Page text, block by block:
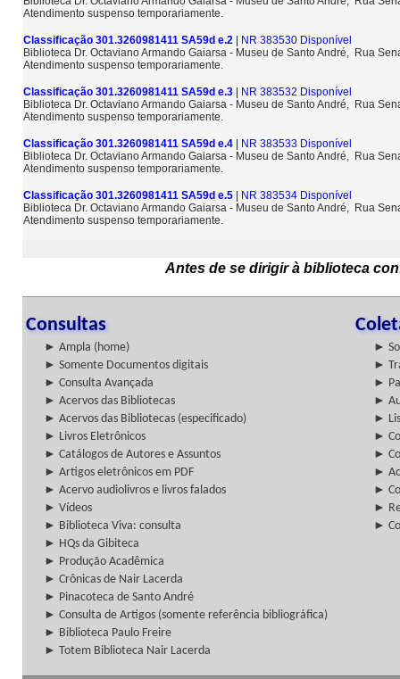
Atendimento suspenso temporariamente.
Classificação 301.3260981411 SA59d e.2 | NR 383530 Disponível
Biblioteca Dr. Octaviano Armando Gaiarsa - Museu de Santo André, Rua
Atendimento suspenso temporariamente.
Classificação 301.3260981411 SA59d e.3 | NR 383532 Disponível
Biblioteca Dr. Octaviano Armando Gaiarsa - Museu de Santo André, Rua
Atendimento suspenso temporariamente.
Classificação 301.3260981411 SA59d e.4 | NR 383533 Disponível
Biblioteca Dr. Octaviano Armando Gaiarsa - Museu de Santo André, Rua
Atendimento suspenso temporariamente.
Classificação 301.3260981411 SA59d e.5 | NR 383534 Disponível
Biblioteca Dr. Octaviano Armando Gaiarsa - Museu de Santo André, Rua
Atendimento suspenso temporariamente.
Antes de se dirigir à biblioteca
Consultas
► Ampla (home)
►
► Somente Documentos digitais
►
► Consulta Avançada
►
► Acervos das Bibliotecas
►
► Acervos das Bibliotecas (especificado)
►
► Livros Eletrônicos
►
► Catálogos de Autores e Assuntos
►
► Artigos eletrônicos em PDF
►
► Acervo audiolivros e livros falados
►
► Vídeos
►
► Biblioteca Viva: consulta
►
► HQs da Gibiteca
► Produção Acadêmica
► Crônicas de Nair Lacerda
► Pinacoteca de Santo André
► Consulta de Artigos (somente referência bibliográfica)
► Biblioteca Paulo Freire
► Totem Biblioteca Nair Lacerda